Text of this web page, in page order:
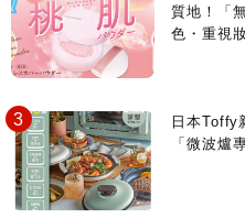
質地！「
色・重視
日本Toffy
「微波爐